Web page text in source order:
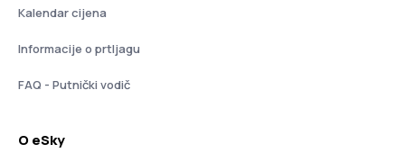
Kalendar cijena
Informacije o prtljagu
FAQ - Putnički vodič
O eSky